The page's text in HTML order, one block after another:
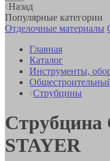
Назад
Популярные категории
Отделочные материалы
Главная
Каталог
Инструменты,
Струбцины
Струбцина
STAYER